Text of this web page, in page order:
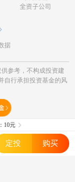
据
参考，不构成投资建
自行承担投资基金的风
10元
定投 购买